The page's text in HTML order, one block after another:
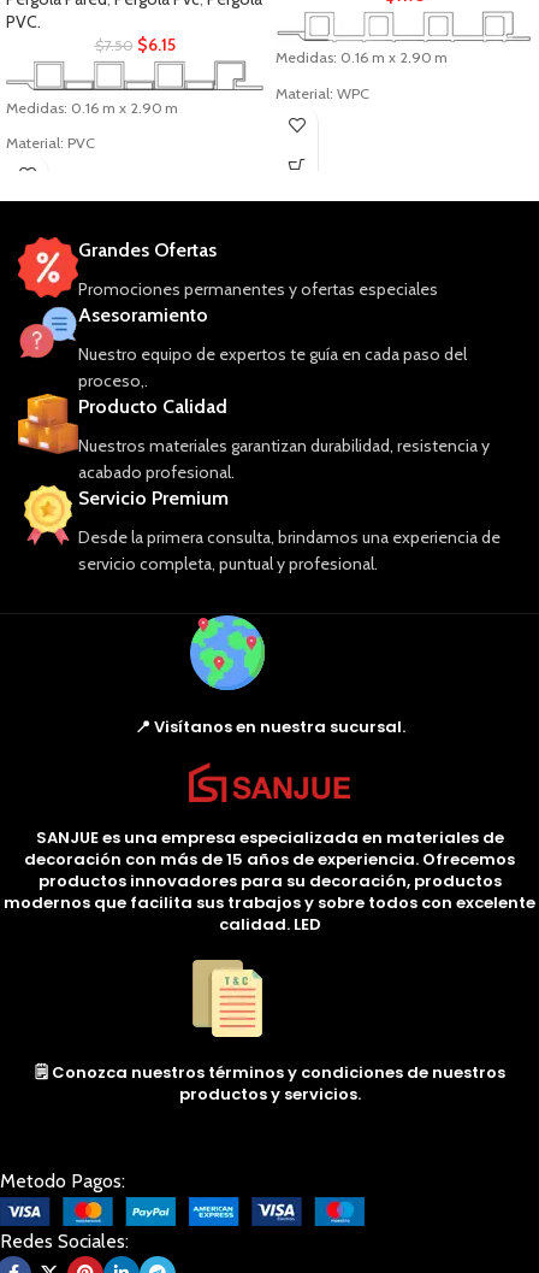
PVC.
$7.50 $6.15
Medidas: 0.16 m x 2.90 m
Material: PVC
Medidas: 0.16 m x 2.90 m
Material: WPC
Uso: Interior
Grandes Ofertas
Promociones permanentes y ofertas especiales
Asesoramiento
Nuestro equipo de expertos te guía en cada paso del
proceso,.
Producto Calidad
Nuestros materiales garantizan durabilidad, resistencia y
acabado profesional.
Servicio Premium
Desde la primera consulta, brindamos una experiencia de
servicio completa, puntual y profesional.
📍 Visítanos en nuestra sucursal.
SANJUE es una empresa especializada en materiales de
decoración con más de 15 años de experiencia. Ofrecemos
productos innovadores para su decoración, productos
modernos que facilita sus trabajos y sobre todos con excelente
calidad. LED
🗒️ Conozca nuestros términos y condiciones de nuestros
productos y servicios.
Metodo Pagos:
Redes Sociales: